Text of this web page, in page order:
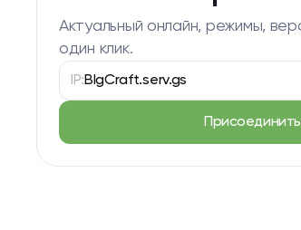
Актуальный онлайн, режимы,
один клик.
IP:BlgCraft.serv.gs